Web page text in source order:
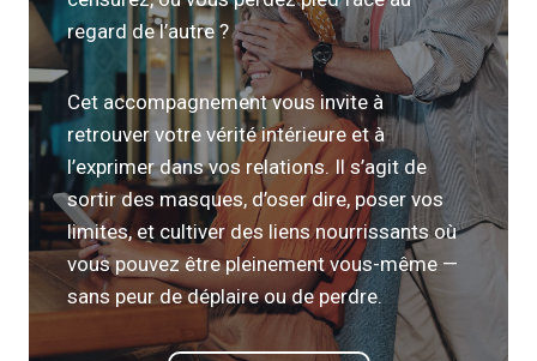
regard de l’autre ?
Cet accompagnement vous invite à
retrouver votre vérité intérieure et à
l’exprimer dans vos relations. Il s’agit de
sortir des masques, d’oser dire, poser vos
limites, et cultiver des liens nourrissants où
vous pouvez être pleinement vous-même —
sans peur de déplaire ou de perdre.